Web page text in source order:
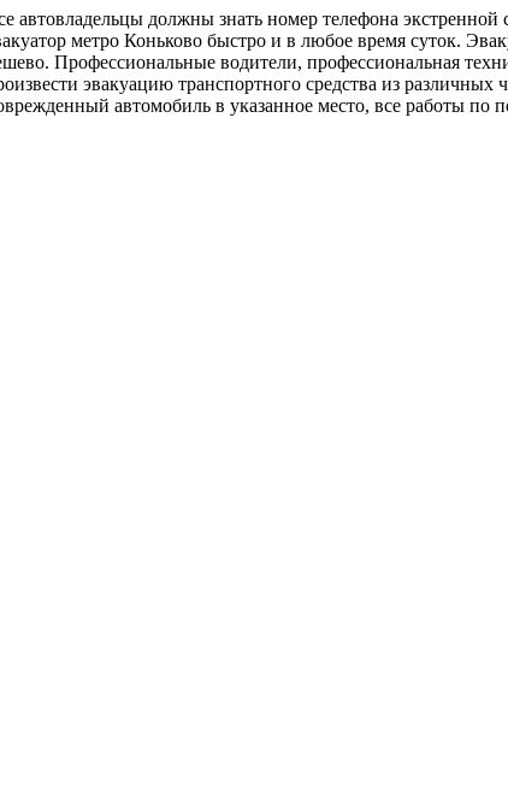
автовладельцы должны знать номер телефона
метро Коньково быстро и в любое время суток.
Профессиональные водители, профессиональная
эвакуацию транспортного средства из
автомобиль в указанное место, все работы по